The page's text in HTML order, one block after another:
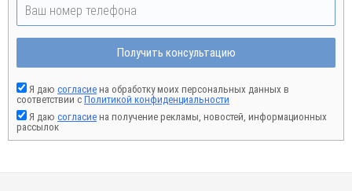
Получить консультацию
Я даю согласие на обработку моих персональных данных в
соответствии с Политикой конфиденциальности
Я даю согласие на получение рекламы, новостей, информационных
рассылок